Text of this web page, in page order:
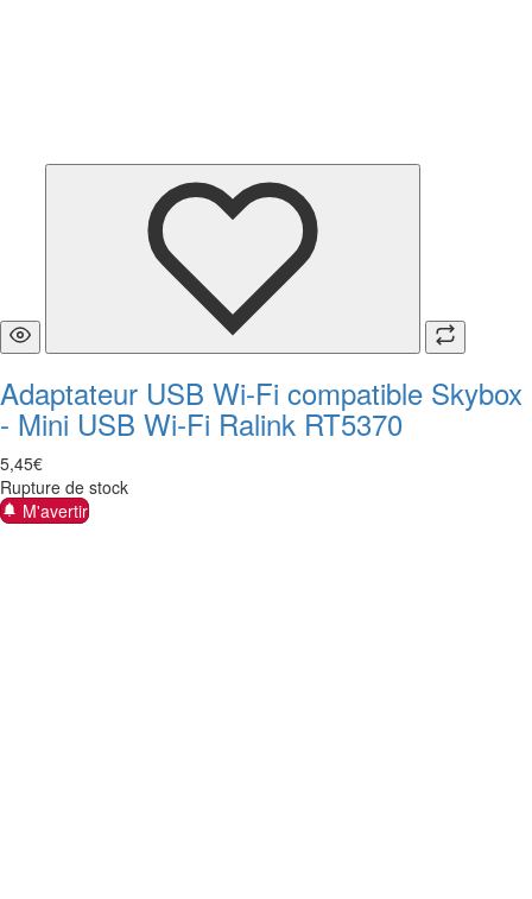
Adaptateur USB Wi‑Fi compatible Skybox
- Mini USB Wi‑Fi Ralink RT5370
5,45€
Rupture de stock
M'avertir